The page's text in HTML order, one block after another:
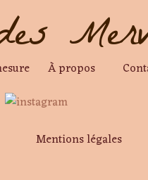
À propos
Mentions légales